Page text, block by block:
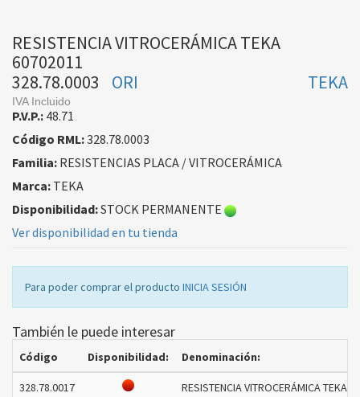
RESISTENCIA VITROCERÁMICA TEKA
60702011
328.78.0003
TEKA
ORI
IVA Incluido
P.V.P.: 48.71
Código RML:328.78.0003
Familia: RESISTENCIAS PLACA / VITROCERÁMICA
Marca: TEKA
Disponibilidad:STOCK PERMANENTE
Ver disponibilidad en tu tienda
Para poder comprar el producto INICIA SESIÓN
También le puede interesar
Código Disponibilidad: Denominación:
328.78.0017 RESISTENCIA VITROCERÁMICA TEKA